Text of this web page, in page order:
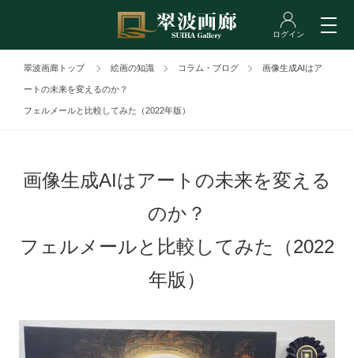
翠波画廊トップ 絵画の知識 コラム・ブログ 画像生成AIはア
ートの未来を変えるのか？
フェルメールと比較してみた（2022年版）
画像生成AIはアートの未来を変える
のか？
フェルメールと比較してみた（2022
年版）